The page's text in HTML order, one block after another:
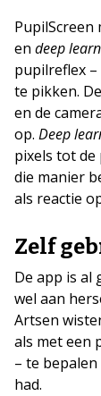
en deep
pupilreflex
te pikken.
en de
op. Deep
pixels tot
die manier
als reactie
Zelf
De app is al
wel aan
Artsen
als met een
– te
had.